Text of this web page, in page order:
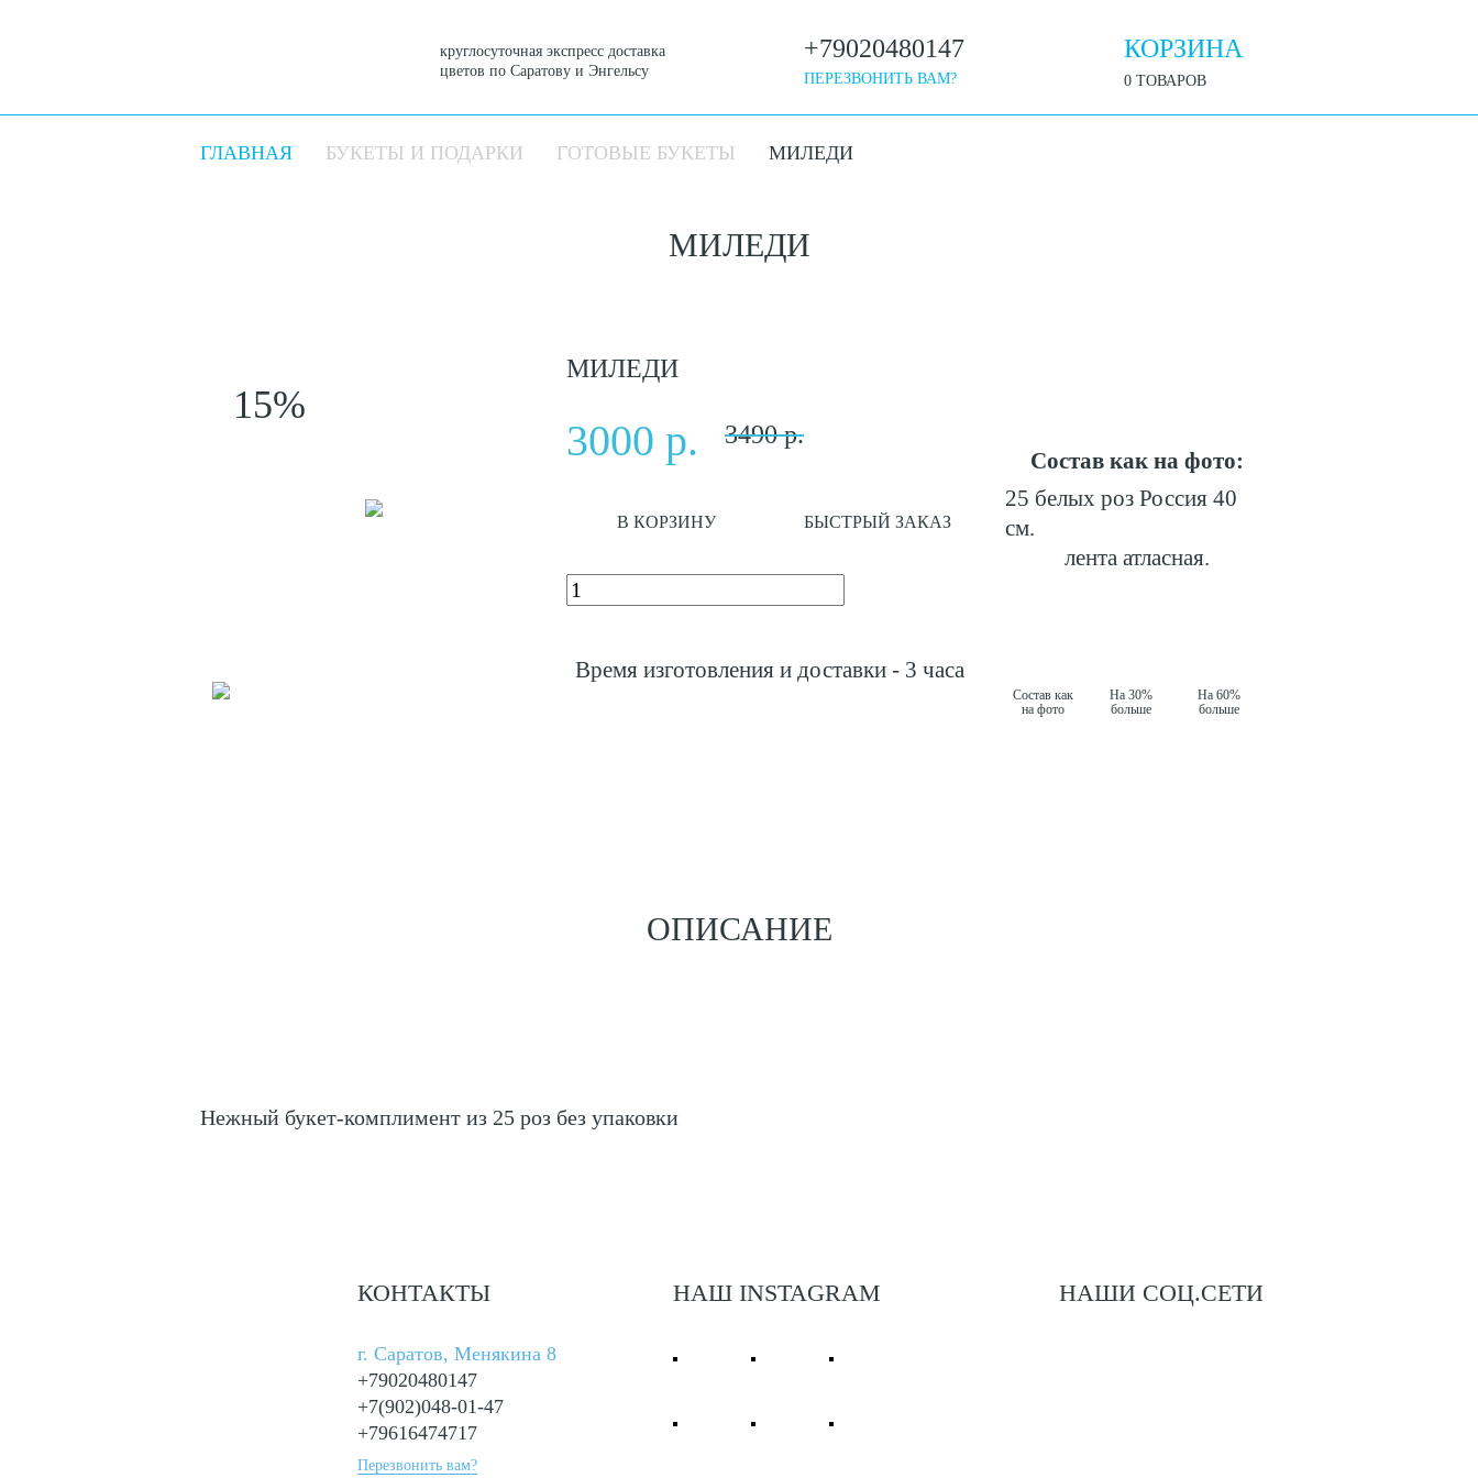
круглосуточная экспресс доставка
цветов по Саратову и Энгельсу
+79020480147
ПЕРЕЗВОНИТЬ ВАМ?
КОРЗИНА
0 ТОВАРОВ
ГЛАВНАЯ БУКЕТЫ И ПОДАРКИ ГОТОВЫЕ БУКЕТЫ МИЛЕДИ
МИЛЕДИ
15%
МИЛЕДИ
3000 р. 3490 р.
В КОРЗИНУ БЫСТРЫЙ ЗАКАЗ
Время изготовления и доставки - 3 часа
Состав как на фото:
25 белых роз Россия 40
см.
лента атласная.
Состав как
на фото
На 30%
больше
На 60%
больше
ОПИСАНИЕ
Нежный букет-комплимент из 25 роз без упаковки
КОНТАКТЫ
г. Саратов, Менякина 8
+79020480147
+7(902)048-01-47
+79616474717
Перезвонить вам?
НАШ INSTAGRAM НАШИ СОЦ.СЕТИ